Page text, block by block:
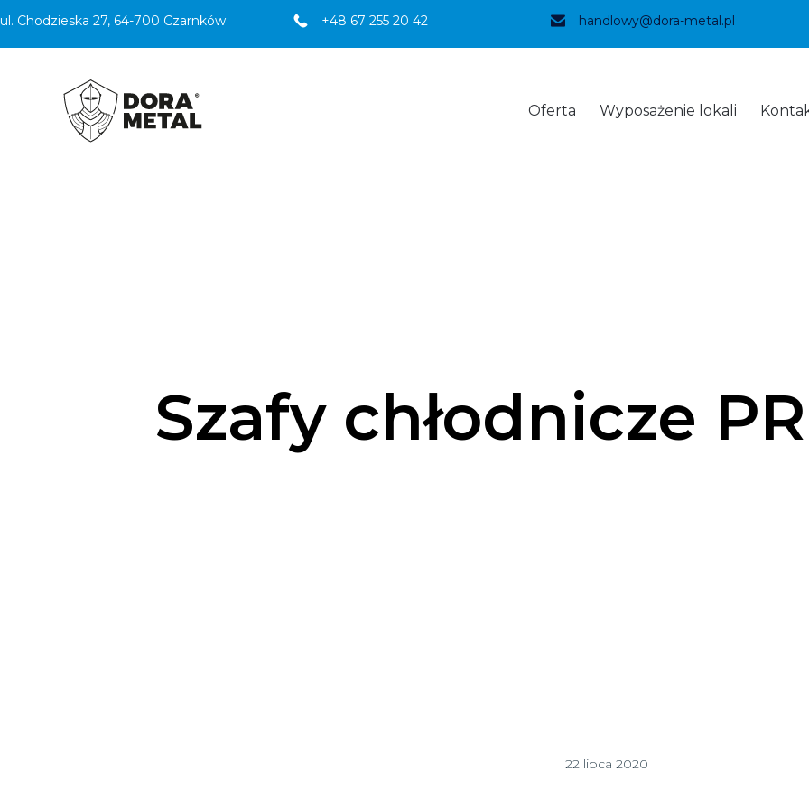
ul. Chodzieska 27, 64-700 Czarnków +48 67 255 20 42 handlowy@dora-metal.pl
Oferta Wyposażenie lokali
Szafy chłodnicze
22 lipca 2020